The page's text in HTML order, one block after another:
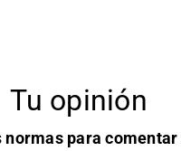
Tu opinión
normas para comentar